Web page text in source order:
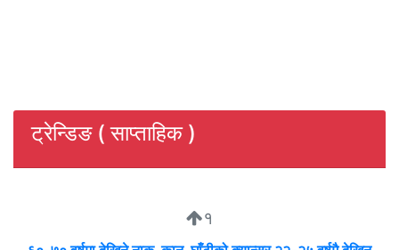
ट्रेन्डिङ ( साप्ताहिक )
१